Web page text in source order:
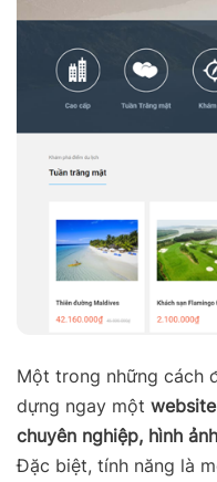
Một trong những cách
dựng ngay một
chuyên nghiệp, hình
Đặc biệt, tính năng là